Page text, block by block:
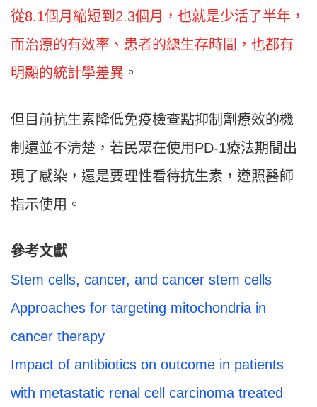
從8.1個月縮短到2.3個月，也就是少活了半年，
而治療的有效率、患者的總生存時間，也都有
明顯的統計學差異 。
但目前抗生素降低免疫檢查點抑制劑療效的機
制還並不清楚，若民眾在使用PD-1療法期間出
現了感染，還是要理性看待抗生素，遵照醫師
指示使用。
參考文獻
Stem cells, cancer, and cancer stem cells
Approaches for targeting mitochondria in
cancer therapy
Impact of antibiotics on outcome in patients
with metastatic renal cell carcinoma treated